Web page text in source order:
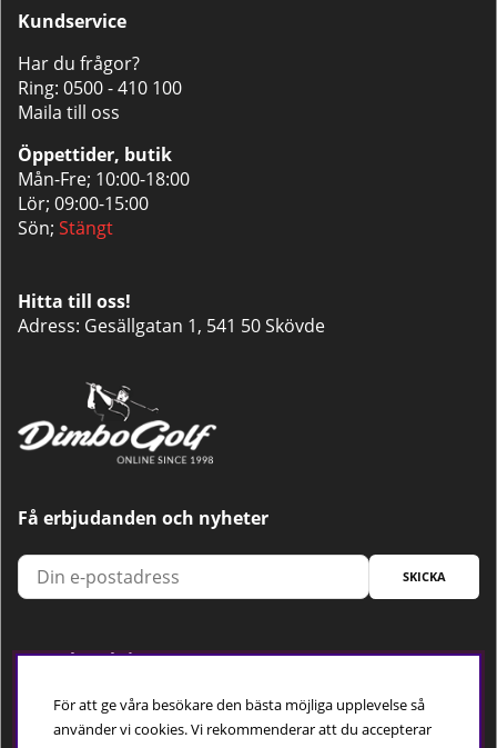
Kundservice
Har du frågor?
Ring: 0500 - 410 100
Maila till oss
Öppettider, butik
Mån-Fre; 10:00-18:00
Lör; 09:00-15:00
Sön; Stängt
Hitta till oss!
Adress: Gesällgatan 1, 541 50 Skövde
Få erbjudanden och nyheter
SKICKA
Trygg betalning
För att ge våra besökare den bästa möjliga upplevelse så
använder vi cookies. Vi rekommenderar att du accepterar